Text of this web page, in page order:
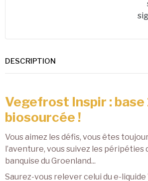
DESCRIPTION
Vegefrost Inspir : base
biosourcée !
Vous aimez les défis, vous êtes
l’aventure, vous suivez les péripéties
banquise du Groenland...
Saurez-vous relever celui du e-liquide